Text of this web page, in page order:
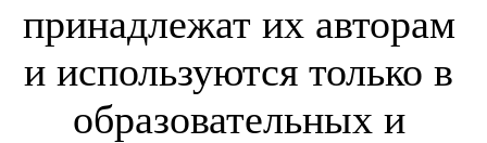
принадлежат их авторам
и используются только в
образовательных и